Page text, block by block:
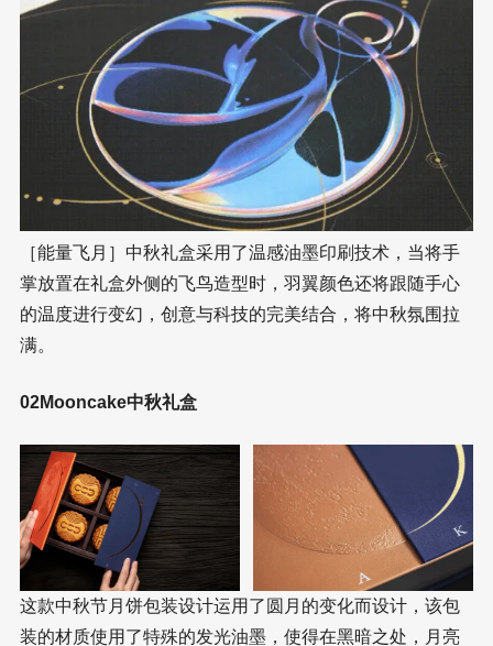
［能量飞月］中秋礼盒采用了温感油墨印刷技术，当将手
掌放置在礼盒外侧的飞鸟造型时，羽翼颜色还将跟随手心
的温度进行变幻，创意与科技的完美结合，将中秋氛围拉
满。
02Mooncake中秋礼盒
这款中秋节月饼包装设计运用了圆月的变化而设计，该包
装的材质使用了特殊的发光油墨，使得在黑暗之处，月亮